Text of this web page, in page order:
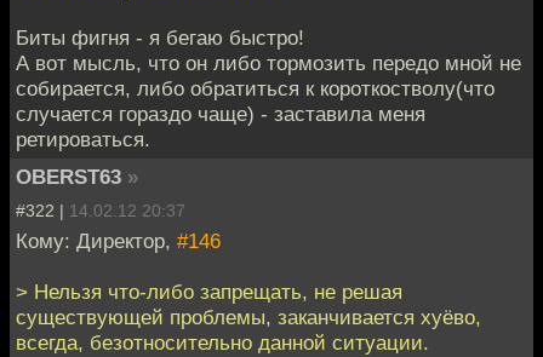
Биты фигня - я бегаю быстро!
А вот мысль, что он либо тормозить передо мной не
собирается, либо обратиться к короткостволу(что
случается гораздо чаще) - заставила меня
ретироваться.
OBERST63 »
#322 | 14.02.12 20:37
Кому: Директор, #146
> Нельзя что-либо запрещать, не решая
существующей проблемы, заканчивается хуёво,
всегда, безотносительно данной ситуации.